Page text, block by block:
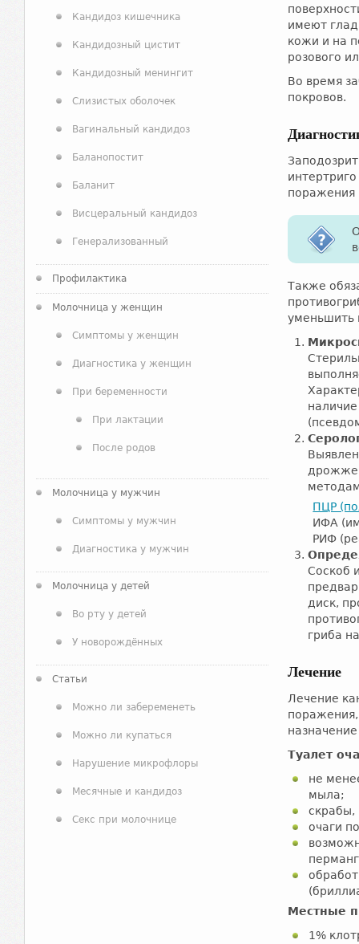
Кандидоз кишечника
Кандидозный цистит
Кандидозный менингит
Слизистых оболочек
Вагинальный кандидоз
Баланопостит
Баланит
Висцеральный кандидоз
Генерализованный
Профилактика
Молочница у женщин
Симптомы у женщин
Диагностика у женщин
При беременности
При лактации
После родов
Молочница у мужчин
Симптомы у мужчин
Диагностика у мужчин
Молочница у детей
Во рту у детей
У новорождённых
Статьи
Можно ли забеременеть
Можно ли купаться
Нарушение микрофлоры
Месячные и кандидоз
Секс при молочнице
имеют
кожи и на
розового
Во время
покровов.
поражения
Также
уменьшить
ПЦР
ИФА
РИФ
Соскоб
диск,
гриба
Лечение
Лечение
Туалет
не
мыла;
очаги
Местные
1%